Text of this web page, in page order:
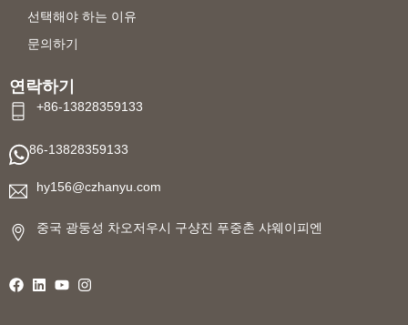
선택해야 하는 이유
문의하기
연락하기
+86-13828359133
86-13828359133
hy156@czhanyu.com
중국 광둥성 차오저우시 구샹진 푸중촌 샤웨이피엔